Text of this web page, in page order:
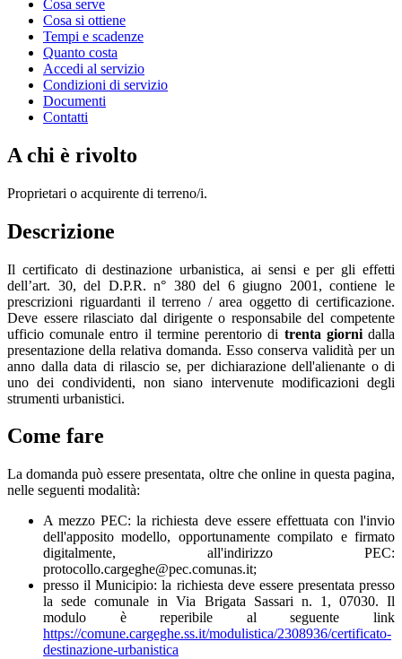
Cosa serve
Cosa si ottiene
Tempi e scadenze
Quanto costa
Accedi al servizio
Condizioni di servizio
Documenti
Contatti
A chi è rivolto
Proprietari o acquirente di terreno/i.
Descrizione
Il certificato di destinazione urbanistica, ai sensi e per gli effetti
dell’art. 30, del D.P.R. n° 380 del 6 giugno 2001, contiene le
prescrizioni riguardanti il terreno / area oggetto di certificazione.
Deve essere rilasciato dal dirigente o responsabile del competente
ufficio comunale entro il termine perentorio di trenta giornidalla
presentazione della relativa domanda. Esso conserva validità per un
anno dalla data di rilascio se, per dichiarazione dell'alienante o di
uno dei condividenti, non siano intervenute modificazioni degli
strumenti urbanistici.
Come fare
La domanda può essere presentata, oltre che online in questa pagina,
nelle seguenti modalità:
A mezzo PEC: la richiesta deve essere effettuata con l'invio
dell'apposito modello, opportunamente compilato e firmato
digitalmente, all'indirizzo PEC:
protocollo.cargeghe@pec.comunas.it;
presso il Municipio: la richiesta deve essere presentata presso
la sede comunale in Via Brigata Sassari n. 1, 07030. Il
modulo è reperibile al seguente link
https://comune.cargeghe.ss.it/modulistica/2308936/certificato-
destinazione-urbanistica